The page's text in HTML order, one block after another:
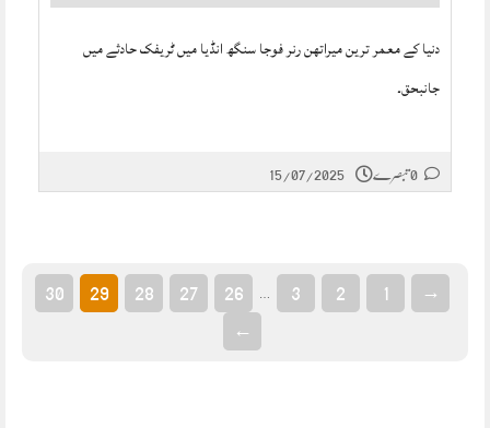
دنیا کے معمر ترین میراتھن رنر فوجا سنگھ انڈیا میں ٹریفک حادثے میں
جانبحق۔
15/07/2025
→
1
2
3
26
27
28
29
30
←